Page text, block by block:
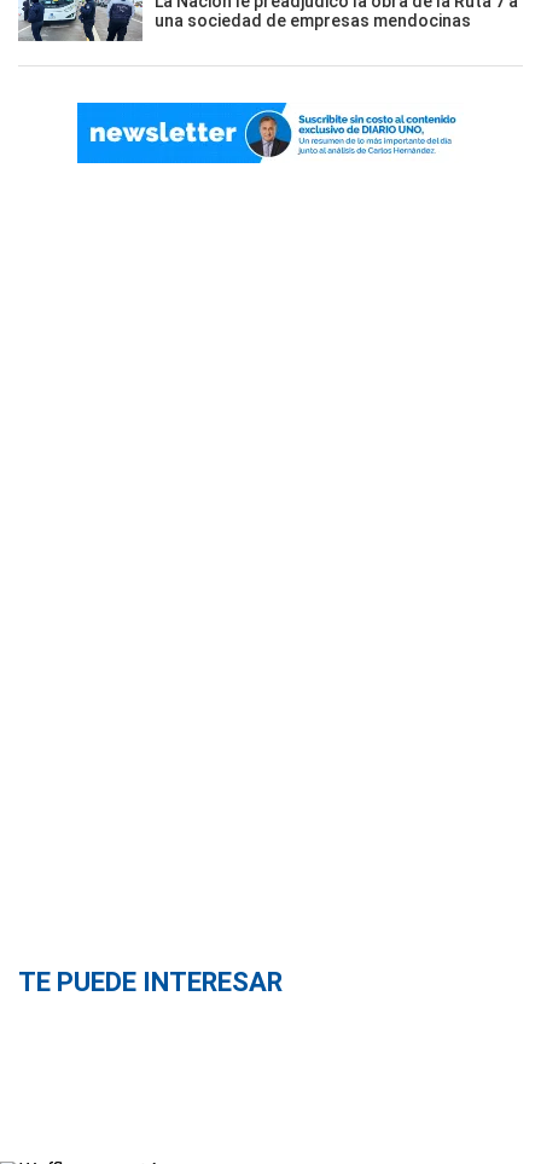
una sociedad de empresas mendocinas
TE PUEDE INTERESAR